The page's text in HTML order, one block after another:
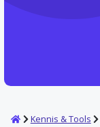
HomeKennis & Tools